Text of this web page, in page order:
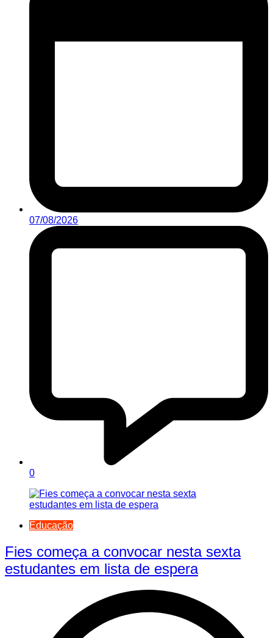
07/08/2026
0
Educação
Fies começa a convocar nesta sexta
estudantes em lista de espera